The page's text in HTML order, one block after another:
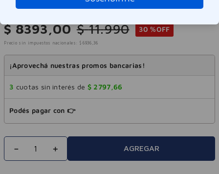
Referencia:9960156
$ 8393,00 $ 11.990 30 %OFF
Precio sin impuestos nacionales: $ 6936 ,36
¡Aprovechá nuestras promos bancarias!
3 cuotas sin interés de $ 2797,66
Podés pagar con 👉
＋
－ AGREGAR